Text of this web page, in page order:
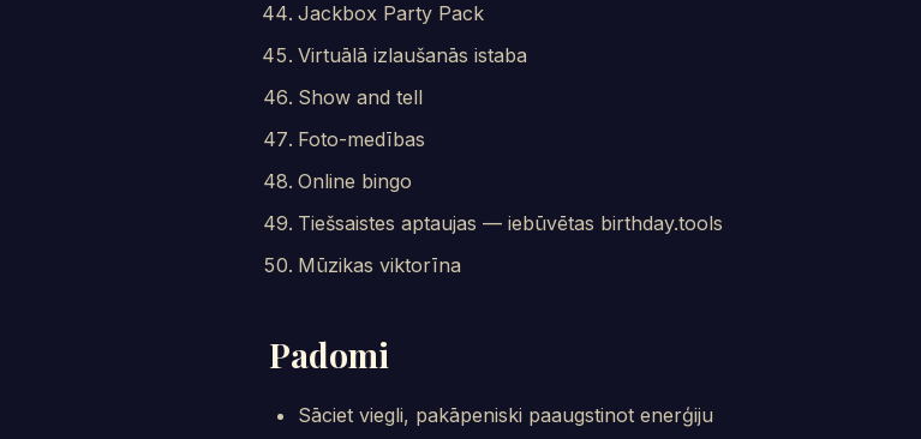
Jackbox Party Pack
Virtuālā izlaušanās istaba
Show and tell
Foto-medības
Online bingo
Tiešsaistes aptaujas — iebūvētas birthday.tools
Mūzikas viktorīna
Padomi
Sāciet viegli, pakāpeniski paaugstinot enerģiju